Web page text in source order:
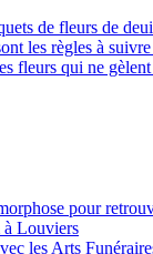
de fleurs de
les règles à
fleurs qui ne gèlent
pour
à Louviers
les Arts